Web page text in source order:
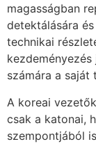
magasságban
detektálására
technikai
számára a saját
A koreai
csak a katonai,
szempontjából